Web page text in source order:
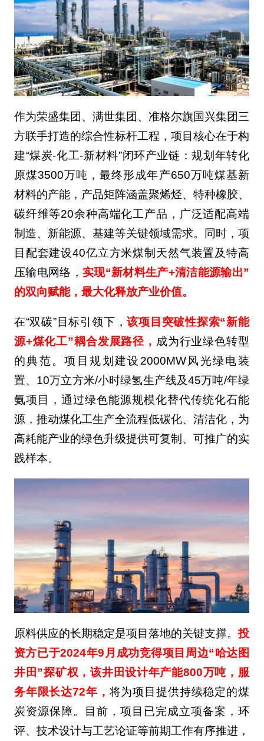
作为荣盛集团、满世集团、准格尔旗国兴集团三
方联手打造的综合性标杆工程，项目核心在于构
建“煤炭-化工-新材料”闭环产业链：规划年转化
原煤3500万吨，最终形成年产650万吨煤基新
材料的产能，产品矩阵涵盖聚烯烃、特种橡胶、
碳纤维等20余种高端化工产品，广泛适配高端
制造、新能源、基建等关键领域需求。同时，项
目配套建设40亿立方米煤制天然气装置及特高
压输电网络， 实现“新材料生产+清洁能源输出”
的双向赋能，最大化释放产业价值。
在“双碳”目标引领下，该项目突破性探索“新能
源+煤化工”耦合发展路径， 成为行业绿色转型
的典范。项目规划建设2000MW风光绿电装
置、10万立方米/小时绿氢生产线及45万吨/年绿
氨项目，通过绿色能源规模化替代传统化石能
源，推动煤化工生产全流程低碳化、清洁化，为
高耗能产业的绿色升级提供可复制、可推广的实
践样本。
原料供应的长期稳定是项目落地的关键支撑。投
资方已于2024年9月成功竞得项目周边“哈达图
井田”探矿权，该井田设计年产能800万吨，服
务年限长达72年， 将为项目提供持续稳定的煤
炭资源保障。目前，项目已完成立项备案，环
评、技术设计与工艺论证等前期工作有序推进，